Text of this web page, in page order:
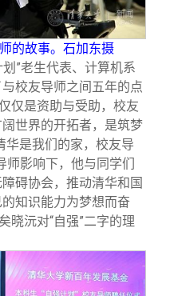
的故事。石加东摄
”老生代表、计算机系
校友导师之间五年的点
仅是资助与受助，校友
世界的开拓者，是筑梦
华是我们的家，校友导
师影响下，他与同学们
碍协会，推动清华和国
知识能力为梦想而奋
晓沅对“自强”二字的理